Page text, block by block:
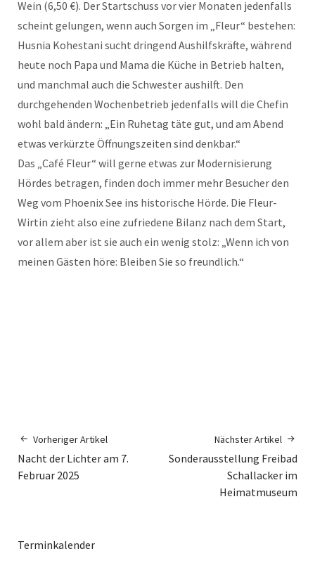
Wein (6,50 €). Der Startschuss vor vier Monaten jedenfalls
scheint gelungen, wenn auch Sorgen im „Fleur“ bestehen:
Husnia Kohestani sucht dringend Aushilfskräfte, während
heute noch Papa und Mama die Küche in Betrieb halten,
und manchmal auch die Schwester aushilft. Den
durchgehenden Wochenbetrieb jedenfalls will die Chefin
wohl bald ändern: „Ein Ruhetag täte gut, und am Abend
etwas verkürzte Öffnungszeiten sind denkbar.“
Das „Café Fleur“ will gerne etwas zur Modernisierung
Hördes betragen, finden doch immer mehr Besucher den
Weg vom Phoenix See ins historische Hörde. Die Fleur-
Wirtin zieht also eine zufriedene Bilanz nach dem Start,
vor allem aber ist sie auch ein wenig stolz: „Wenn ich von
meinen Gästen höre: Bleiben Sie so freundlich.“
Vorheriger Artikel
Nacht der Lichter am 7.
Februar 2025
Nächster Artikel
Sonderausstellung Freibad
Schallacker im
Heimatmuseum
Terminkalender